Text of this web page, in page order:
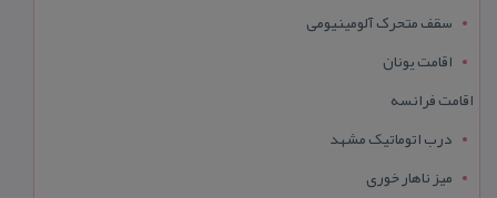
سقف متحرک آلومینیومی
اقامت یونان
اقامت فرانسه
درب اتوماتیک مشهد
میز ناهار خوری